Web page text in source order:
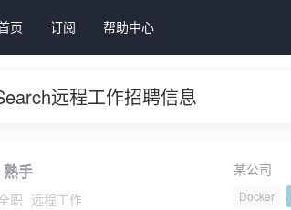
页 订阅 帮助中心
远程工作招聘信息
手
职 远程工作
某公司
Docker